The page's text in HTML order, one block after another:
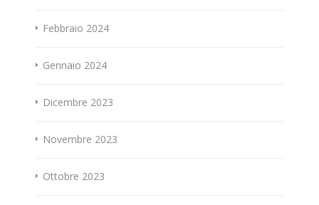
Febbraio 2024
Gennaio 2024
Dicembre 2023
Novembre 2023
Ottobre 2023